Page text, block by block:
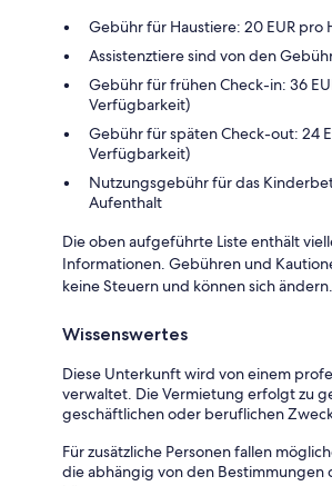
Gebühr für Haustiere: 20 EUR pro
Assistenztiere sind von den
Gebühr für frühen Check-in: 36
Verfügbarkeit)
Gebühr für späten Check-out: 24
Verfügbarkeit)
Nutzungsgebühr für das
Aufenthalt
Die oben aufgeführte Liste enthält
Informationen. Gebühren und
keine Steuern und können sich ändern.
Wissenswertes
Diese Unterkunft wird von einem
verwaltet. Die Vermietung erfolgt zu
geschäftlichen oder beruflichen
Für zusätzliche Personen fallen
die abhängig von den Bestimmungen